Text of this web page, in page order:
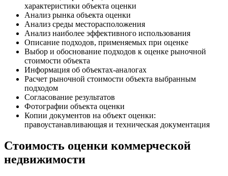
характеристики объекта оценки
Анализ рынка объекта оценки
Анализ среды месторасположения
Анализ наиболее эффективного использования
Описание подходов, применяемых при оценке
Выбор и обоснование подходов к оценке рыночной
стоимости объекта
Информация об объектах-аналогах
Расчет рыночной стоимости объекта выбранным
подходом
Согласование результатов
Фотографии объекта оценки
Копии документов на объект оценки:
правоустанавливающая и техническая документация
Стоимость оценки коммерческой
недвижимости